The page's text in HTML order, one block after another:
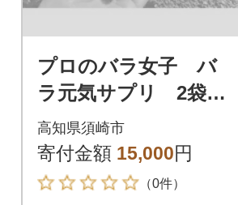
プロのバラ女子 バ
ラ元気サプリ 2袋セ
ット
高知県須崎市
寄付金額 15,000円
（0件）